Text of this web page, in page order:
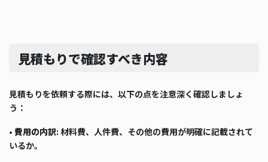
見積もりで確認すべき内容
見積もりを依頼する際には、以下の点を注意深く確認しましょ
う：
• 費用の内訳: 材料費、人件費、その他の費用が明確に記載されて
いるか。